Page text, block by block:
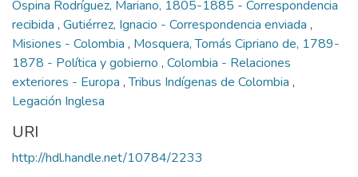
Ospina Rodríguez, Mariano, 1805-1885 - Correspondencia
recibida , Gutiérrez, Ignacio - Correspondencia enviada ,
Misiones - Colombia , Mosquera, Tomás Cipriano de, 1789-
1878 - Política y gobierno , Colombia - Relaciones
exteriores - Europa ,Tribus Indígenas de Colombia ,
Legación Inglesa
URI
http://hdl.handle.net/10784/2233